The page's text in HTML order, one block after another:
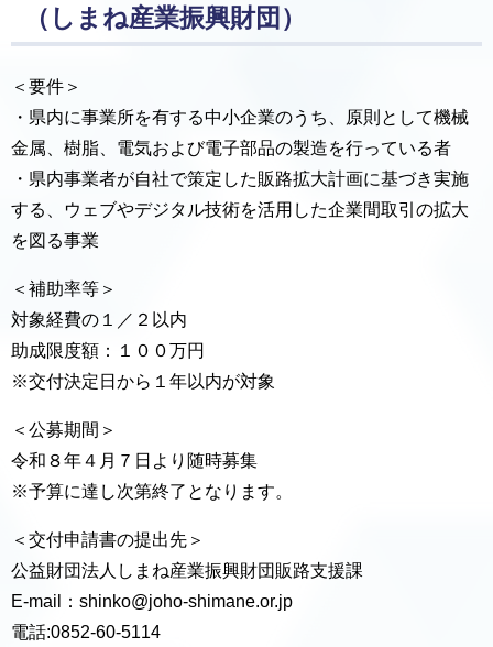
（しまね産業振興財団）
＜要件＞
・県内に事業所を有する中小企業のうち、原則として機械
金属、樹脂、電気および電子部品の製造を行っている者
・県内事業者が自社で策定した販路拡大計画に基づき実施
する、ウェブやデジタル技術を活用した企業間取引の拡大
を図る事業
＜補助率等＞
対象経費の１／２以内
助成限度額：１００万円
※交付決定日から１年以内が対象
＜公募期間＞
令和８年４月７日より随時募集
※予算に達し次第終了となります。
＜交付申請書の提出先＞
公益財団法人しまね産業振興財団販路支援課
E-mail：shinko@joho-shimane.or.jp
電話:0852-60-5114